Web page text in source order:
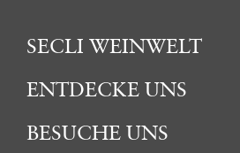
SECLI WEINWELT
ENTDECKE UNS
BESUCHE UNS